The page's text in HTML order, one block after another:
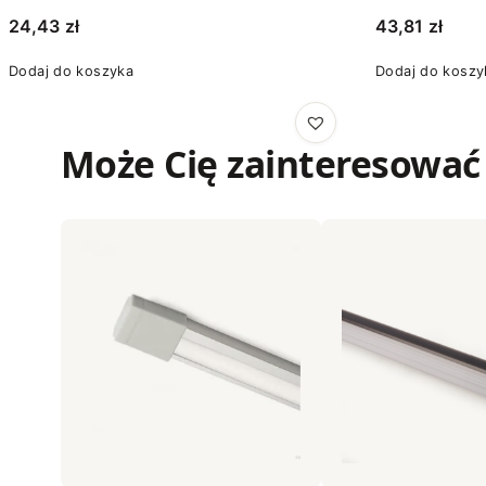
24,43 zł
Dodaj do koszyka
43,81 zł
Dodaj do
Może Cię zainteresować